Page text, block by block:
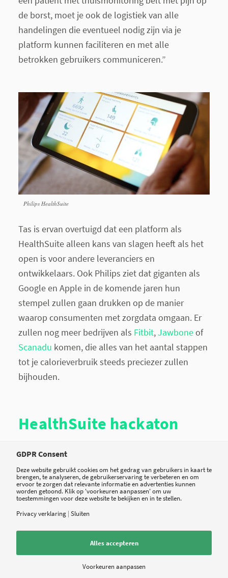
de borst, moet je ook de logistiek van alle
handelingen die eventueel nodig zijn via je
platform kunnen faciliteren en met alle
betrokken gebruikers communiceren.”
Philips HealthSuite
Tas is ervan overtuigd dat een platform als
HealthSuite alleen kans van slagen heeft als het
open is voor andere leveranciers en
ontwikkelaars. Ook Philips ziet dat giganten als
Google en Apple in de komende jaren hun
stempel zullen gaan drukken op de manier
waarop consumenten met zorgdata omgaan. Er
zullen nog meer bedrijven als Fitbit,Jawboneof
Scanadu komen, die alles van het aantal stappen
tot je calorieverbruik steeds preciezer zullen
bijhouden.
HealthSuite hackaton
Het succes van HealthSuite, en daarmee ook
Philips HealthTech, hangt dus voor een deel af
van het gemak waarmee andere aanbieders hun
data of apps kunnen integreren. Tas geeft aan dat
het eco-systeem bij zorgaanbieders steeds
complexer wordt, en dat een goede
communicatie met andere systemen onmisbaar
is.
GDPR Consent
Deze website gebruikt cookies om het gedrag van gebruikers in kaart te
brengen, te analyseren, de gebruikerservaring te verbeteren en om
ervoor te zorgen dat relevante informatie en advertenties kunnen
worden getoond. Klik op 'voorkeuren aanpassen' om uw
toestemmingen voor deze website te bekijken en in te stellen.
Privacy verklaring | Sluiten
Alles accepteren
Voorkeuren aanpassen